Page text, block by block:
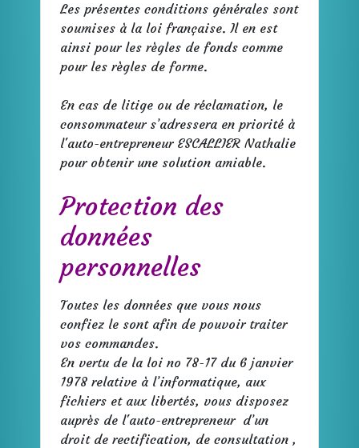
Les présentes conditions générales sont
soumises à la loi française. Il en est
ainsi pour les règles de fonds comme
pour les règles de forme.
En cas de litige ou de réclamation, le
consommateur s’adressera en priorité à
l'auto-entrepreneur ESCALLIER Nathalie
pour obtenir une solution amiable.
Protection des
données
personnelles
Toutes les données que vous nous
confiez le sont afin de pouvoir traiter
vos commandes.
En vertu de la loi no 78-17 du 6 janvier
1978 relative à l’informatique, aux
fichiers et aux libertés, vous disposez
auprès de l'auto-entrepreneur d’un
droit de rectification, de consultation ,